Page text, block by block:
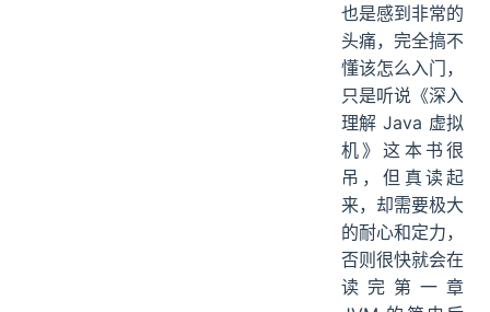
也是感到非常的
头痛，完全搞不
懂该怎么入门，
只是听说《深入
理解 Java 虚拟
机》这本书很
吊，但真读起
来，却需要极大
的耐心和定力，
否则很快就会在
读完第一章